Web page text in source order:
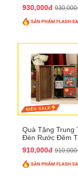
930,000đ
Quà Tặng Trung
Đèn Rước Đêm
910,000đ